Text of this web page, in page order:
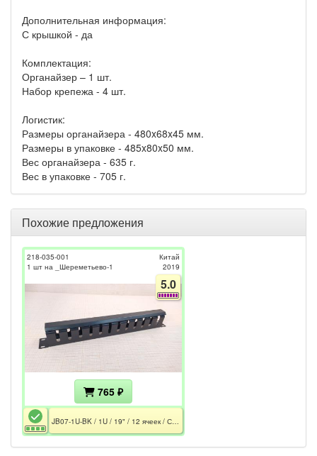
Дополнительная информация:
С крышкой - да
Комплектация:
Органайзер – 1 шт.
Набор крепежа - 4 шт.
Логистик:
Размеры органайзера - 480x68x45 мм.
Размеры в упаковке - 485x80x50 мм.
Вес органайзера - 635 г.
Вес в упаковке - 705 г.
Похожие предложения
218-035-001
1 шт на _Шереметьево-1
Китай
2019
5.0
765 ₽
JB07-1U-BK / 1U / 19" / 12 ячеек / Сталь 1,6 мм / Чёрный / Retail